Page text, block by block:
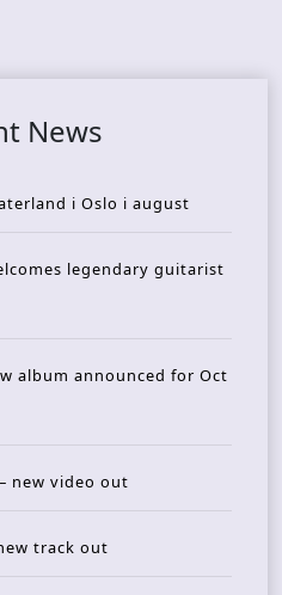
News
i Oslo i august
legendary guitarist
album announced for Oct
– new video out
track out